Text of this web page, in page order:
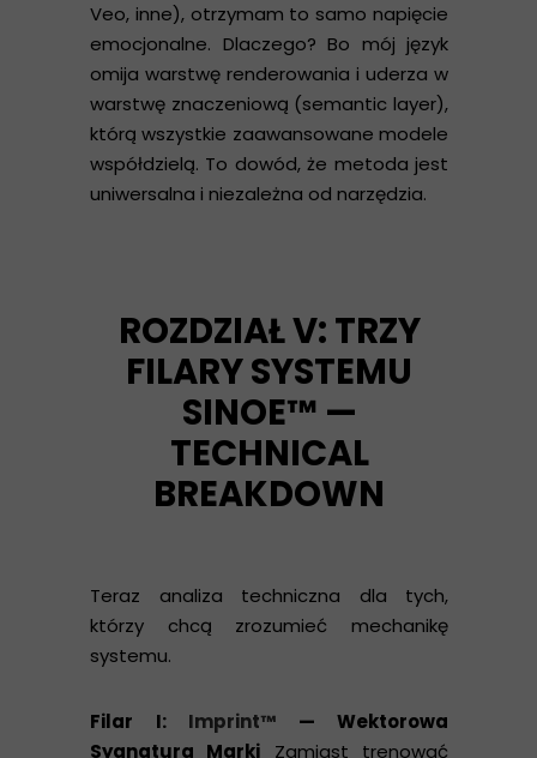
Veo, inne), otrzymam to samo napięcie
emocjonalne. Dlaczego? Bo mój język
omija warstwę renderowania i uderza w
warstwę znaczeniową (semantic layer),
którą wszystkie zaawansowane modele
współdzielą. To dowód, że metoda jest
uniwersalna i niezależna od narzędzia.
ROZDZIAŁ V: TRZY
FILARY SYSTEMU
SINOE™ —
TECHNICAL
BREAKDOWN
Teraz analiza techniczna dla tych,
którzy chcą zrozumieć mechanikę
systemu.
Filar I: Imprint™ — Wektorowa
Sygnatura Marki Zamiast trenować